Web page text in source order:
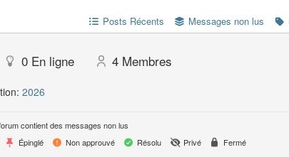
Posts Récents Messages non lus
0 En ligne 4 Membres
2026
contient des messages non lus
Épinglé Non approuvé Résolu Privé Fermé